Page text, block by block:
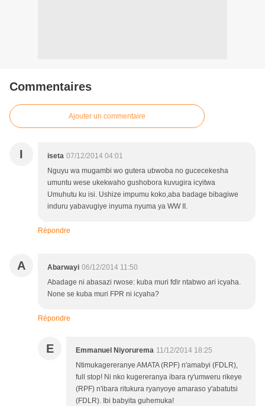
Commentaires
Ajouter un commentaire
I iseta 07/12/2014 04:01
Nguyu wa mugambi wo gutera ubwoba no gucecekesha
umuntu wese ukekwaho gushobora kuvugira icyitwa
Umuhutu ku isi. Ushize impumu koko,aba badage bibagiwe
induru yabavugiye inyuma nyuma ya WW II.
Répondre
A Abarwayi 06/12/2014 11:50
Abadage ni abasazi rwose: kuba muri fdlr ntabwo ari icyaha.
None se kuba muri FPR ni icyaha?
Répondre
E Emmanuel Niyorurema 11/12/2014 18:25
Ntimukagereranye AMATA (RPF) n'amabyi (FDLR),
full stop! Ni nko kugereranya ibara ry'umweru rikeye
(RPF) n'ibara ritukura ryanyoye amaraso y'abatutsi
(FDLR). Ibi babyita guhemuka!